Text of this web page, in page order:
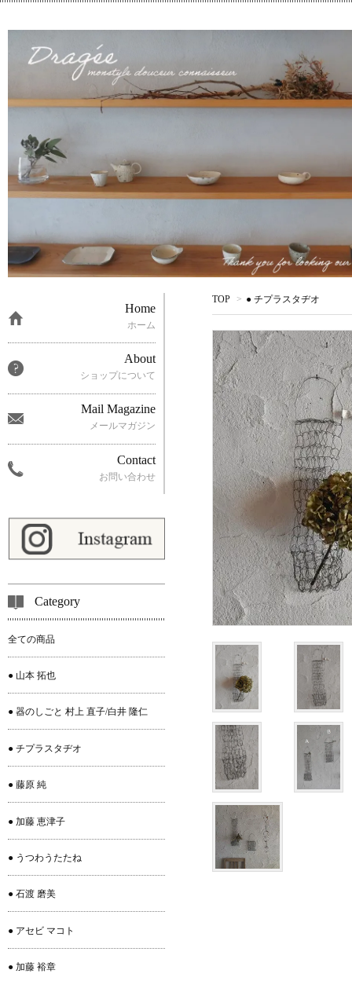
TOP > ● チプラスタヂオ
Home
ホーム
About
ショップについて
Mail Magazine
メールマガジン
Contact
お問い合わせ
Category
全ての商品
● 山本 拓也
● 器のしごと 村上 直子/白井 隆仁
● チプラスタヂオ
● 藤原 純
● 加藤 恵津子
● うつわうたたね
● 石渡 磨美
● アセビ マコト
● 加藤 裕章